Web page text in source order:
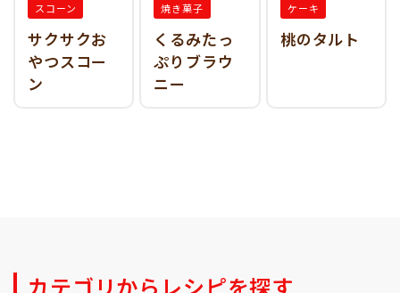
スコーン
サクサクお
やつスコー
ン
焼き菓子
くるみたっ
ぷりブラウ
ニー
ケーキ
桃のタルト
カテゴリからレシピを探す